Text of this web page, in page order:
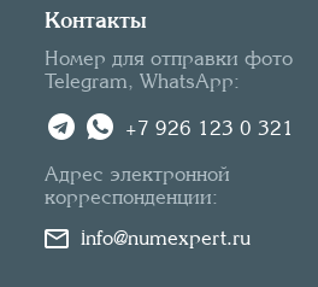
Контакты
Номер для отправки фото
Telegram, WhatsApp:
+7 926 123 0 321
Адрес электронной
корреспонденции:
info@numexpert.ru